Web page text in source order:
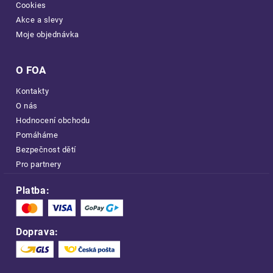
Cookies
Akce a slevy
Moje objednávka
O FOA
Kontakty
O nás
Hodnocení obchodu
Pomáháme
Bezpečnost dětí
Pro partnery
Platba:
Doprava: